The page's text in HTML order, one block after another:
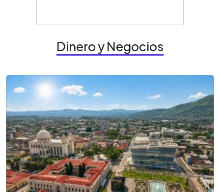
Dinero y Negocios